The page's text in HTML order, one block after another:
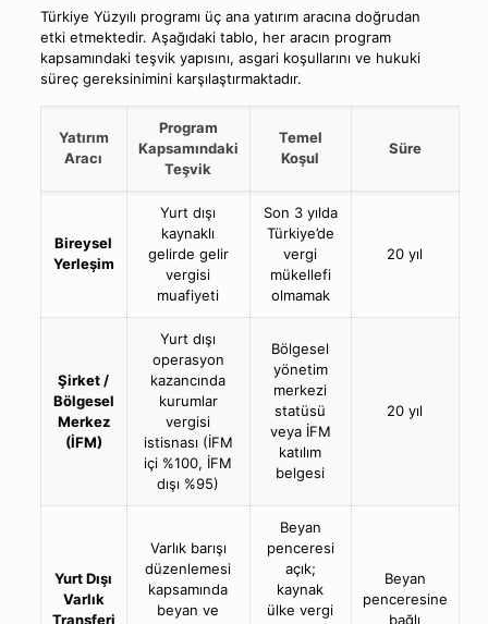
Türkiye Yüzyılı programı üç ana yatırım aracına doğrudan
etki etmektedir. Aşağıdaki tablo, her aracın program
kapsamındaki teşvik yapısını, asgari koşullarını ve hukuki
süreç gereksinimini karşılaştırmaktadır.
Yatırım
Aracı
Program
Kapsamındaki
Teşvik
Temel
Koşul
Süre
Bireysel
Yerleşim
Yurt dışı
kaynaklı
gelirde gelir
vergisi
muafiyeti
Son 3 yılda
Türkiye’de
vergi
mükellefi
olmamak
20 yıl
Şirket /
Bölgesel
Merkez
(İFM)
Yurt dışı
operasyon
kazancında
kurumlar
vergisi
istisnası (İFM
içi %100, İFM
dışı %95)
Bölgesel
yönetim
merkezi
statüsü
veya İFM
katılım
belgesi
20 yıl
Yurt Dışı
Varlık
Transferi
Varlık barışı
düzenlemesi
kapsamında
beyan ve
Beyan
penceresi
açık;
kaynak
ülke vergi
Beyan
penceresine
bağlı